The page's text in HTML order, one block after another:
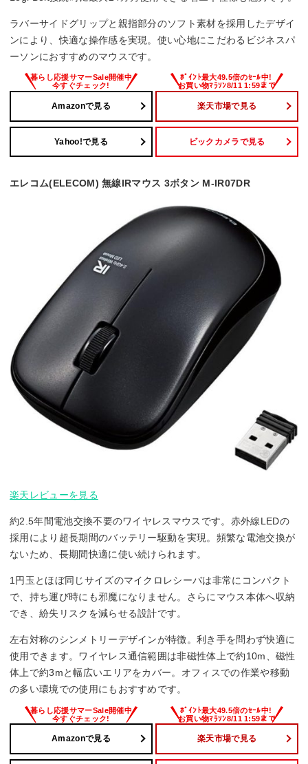
ラバーサイドグリップと親指部分のソフト素材を採用したデザイ
ンにより、快適な操作感を実現。使い心地にこだわるビジネスパ
ーソンにおすすめのマウスです。
Amazonで見る 楽天市場で見る
Yahoo!で見る ビックカメラで見る
エレコム(ELECOM) 無線IRマウス 3ボタン M-IR07DR
楽天レビューを見る
約2.5年間電池交換不要のワイヤレスマウスです。赤外線LEDの
採用により超長期間のバッテリー駆動を実現。頻繁な電池交換が
ないため、長期間快適に使い続けられます。
1円玉とほぼ同じサイズのマイクロレシーバは非常にコンパクト
で、持ち運び時にも邪魔になりません。さらにマウス本体へ収納
でき、紛失リスクを減らせる設計です。
左右対称のシンメトリーデザインが特徴。利き手を問わず快適に
使用できます。ワイヤレス通信範囲は非磁性体上で約10m、磁性
体上で約3mと幅広いエリアをカバー。オフィスでの作業や移動
の多い環境での使用にもおすすめです。
Amazonで見る 楽天市場で見る